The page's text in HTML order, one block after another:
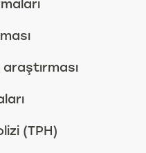
araştırması
(TPH)